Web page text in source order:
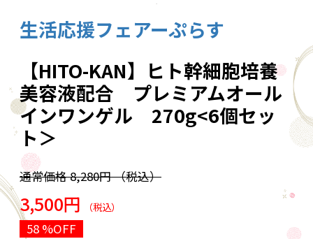
生活応援フェアーぷらす
【HITO-KAN】ヒト幹細胞培養
美容液配合 プレミアムオール
インワンゲル 270g<6個セッ
ト＞
通常価格8,280円（税込）
3,500円 （税込）
58 %OFF